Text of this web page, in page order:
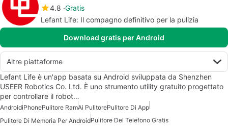
4.8 Gratis
Lefant Life: Il compagno definitivo per la pulizia
Download gratis per Android
Altre piattaforme
Lefant Life è un'app basata su Android sviluppata da Shenzhen
USEER Robotics Co. Ltd. È uno strumento utility gratuito progettato
per controllare il robot…
AndroidiPhonePulitore RamAi PulitorePulitore Di App
Pulitore Di Memoria Per AndroidPulitore Del Telefono Gratis